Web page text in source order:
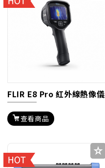
FLIR E8 Pro 紅外線熱像儀
查看商品